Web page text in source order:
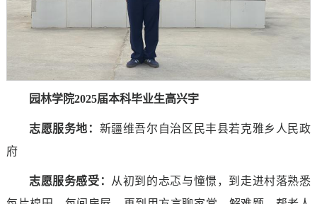
园林学院2025届本科毕业生高兴宇
志愿服务地： 新疆维吾尔自治区民丰县若克雅乡人民政
府
志愿服务感受 ：
从初到的忐忑与憧憬，到走进村落熟悉